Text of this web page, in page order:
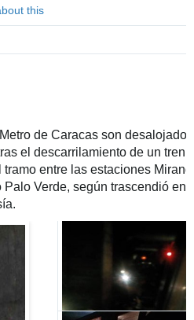
this
de Caracas son
el descarrilamiento de un tren.
entre las estaciones
Palo Verde, según trascendió en